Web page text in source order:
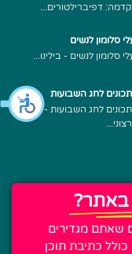
דפיברילטורים...
סלומון לנשים
סלומון לנשים - בילינו...
לחג השבועות
לחג השבועות -
באתר?
שאתם מגדירים
כולל כתיבת תוכן